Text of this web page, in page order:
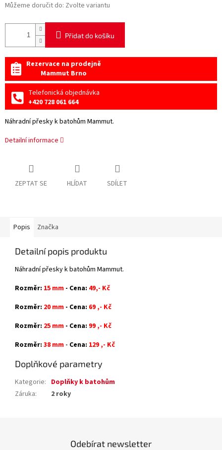
Můžeme doručit do: Zvolte variantu
Přidat do košíku
Rezervace na prodejně
Mammut Brno
Telefonická objednávka
+420 728 061 664
Náhradní přesky k batohům Mammut.
Detailní informace
ZEPTAT SE HLÍDAT SDÍLET
Popis Značka
Detailní popis produktu
Náhradní přesky k batohům Mammut.
Rozměr: 15 mm - Cena: 49,- Kč
Rozměr: 20 mm - Cena: 69 ,- Kč
Rozměr: 25 mm - Cena: 99 ,- Kč
Rozměr: 38 mm - Cena: 129 ,- Kč
Doplňkové parametry
Kategorie: Doplňky k batohům
Záruka: 2 roky
Odebírat newsletter